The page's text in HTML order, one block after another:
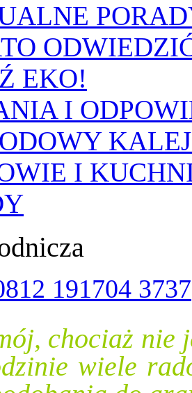
EKO!
I
I
chociaż nie
wiele